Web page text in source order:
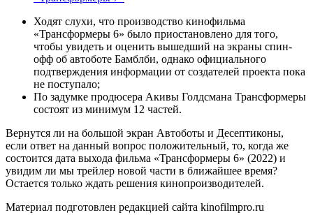
Ходят слухи, что производство кинофильма
«Трансформеры 6» было приостановлено для того,
чтобы увидеть и оценить вышедший на экраны спин-
офф об автоботе Бамблби, однако официального
подтверждения информации от создателей проекта пока
не поступало;
По задумке продюсера Акивы Голдсмана Трансформеры
состоят из минимум 12 частей.
Вернутся ли на большой экран Автоботы и Десептиконы,
если ответ на данный вопрос положительный, то, когда же
состоится дата выхода фильма «Трансформеры 6» (2022) и
увидим ли мы трейлер новой части в ближайшее время?
Остается только ждать решения кинопроизводителей.
Материал подготовлен редакцией сайта kinofilmpro.ru